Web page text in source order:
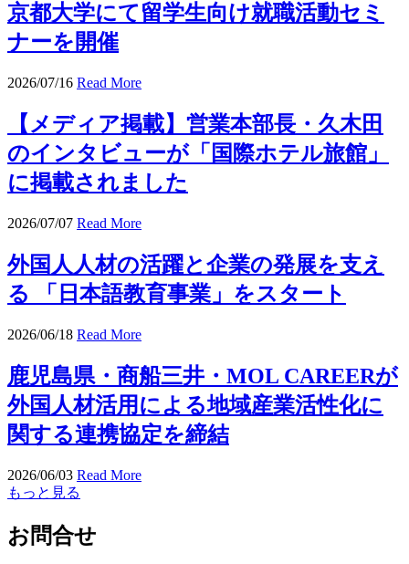
京都大学にて留学生向け就職活動セミ
ナーを開催
2026/07/16 Read More
【メディア掲載】営業本部長・久木田
のインタビューが「国際ホテル旅館」
に掲載されました
2026/07/07 Read More
外国人人材の活躍と企業の発展を支え
る 「日本語教育事業」をスタート
2026/06/18 Read More
鹿児島県・商船三井・MOL CAREERが
外国人材活用による地域産業活性化に
関する連携協定を締結
2026/06/03 Read More
もっと見る
お問合せ